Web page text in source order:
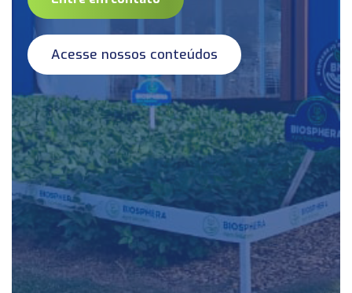
Acesse nossos conteúdos